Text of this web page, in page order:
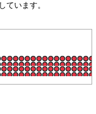
ています。